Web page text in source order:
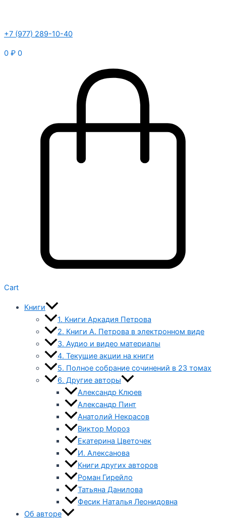
+7 (977) 289-10-40
0 ₽ 0
Cart
Книги
1. Книги Аркадия Петрова
2. Книги А. Петрова в электронном виде
3. Аудио и видео материалы
4. Текущие акции на книги
5. Полное собрание сочинений в 23 томах
6. Другие авторы
Александр Клюев
Александр Пинт
Анатолий Некрасов
Виктор Мороз
Екатерина Цветочек
И. Алексанова
Книги других авторов
Роман Гирейло
Татьяна Данилова
Фесик Наталья Леонидовна
Об авторе